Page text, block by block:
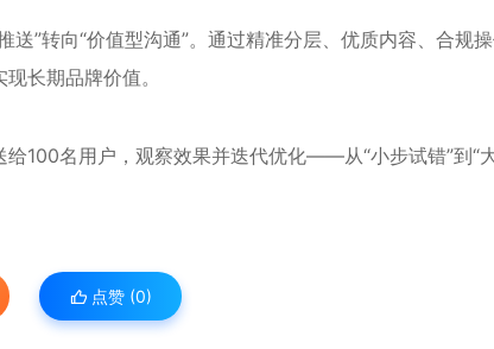
”转向“价值型沟通”。通过精准分层、优质内容、合规
长期品牌价值。
100名用户，观察效果并迭代优化——从“小步试错”到“
点赞 (0)